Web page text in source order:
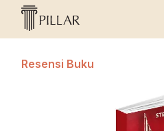
Resensi Buku